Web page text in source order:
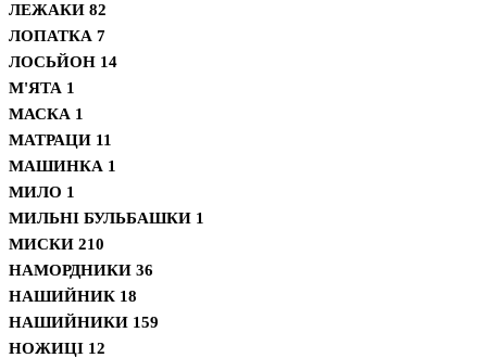
ЛЕЖАКИ 82
ЛОПАТКА 7
ЛОСЬЙОН 14
М'ЯТА 1
МАСКА 1
МАТРАЦИ 11
МАШИНКА 1
МИЛО 1
МИЛЬНІ БУЛЬБАШКИ 1
МИСКИ 210
НАМОРДНИКИ 36
НАШИЙНИК 18
НАШИЙНИКИ 159
НОЖИЦІ 12